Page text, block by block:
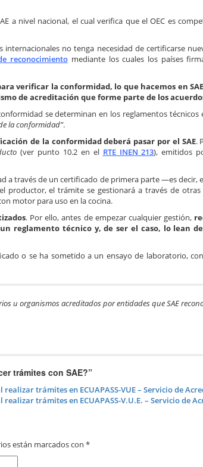
a nivel nacional, el cual verifica que el OEC es
no tenga necesidad de certificarse
reconocimiento mediante los cuales los países
verificar la conformidad, lo que hacemos en
de acreditación que forme parte de los
se determinan en los reglamentos técnicos
la conformidad”.
de la conformidad deberá pasar por el SAE.
(ver punto 10.2 en el RTE INEN 213), emitidos
a través de un certificado de primera parte —es decir,
el trámite se gestionará a través de otras
motor para uso en la cocina.
. Por ello, antes de empezar cualquier gestión,
reglamento técnico y, de ser el caso, lo lean
o se ha sometido a un ensayo de laboratorio,
u organismos acreditados por entidades que SAE
trámites con SAE?”
trámites en ECUAPASS-VUE – Servicio de
trámites en ECUAPASS-V.U.E. – Servicio de
están marcados con*